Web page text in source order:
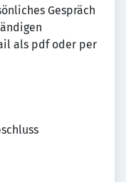
Gespräch
als pdf oder per